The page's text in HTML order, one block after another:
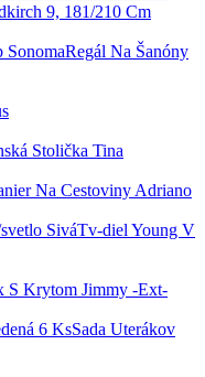
9, 181/210 Cm
Regál Na Šanóny
Stolička Tina
Na Cestoviny Adriano
Tv-diel Young V
S Krytom Jimmy -Ext-
Sada Uterákov